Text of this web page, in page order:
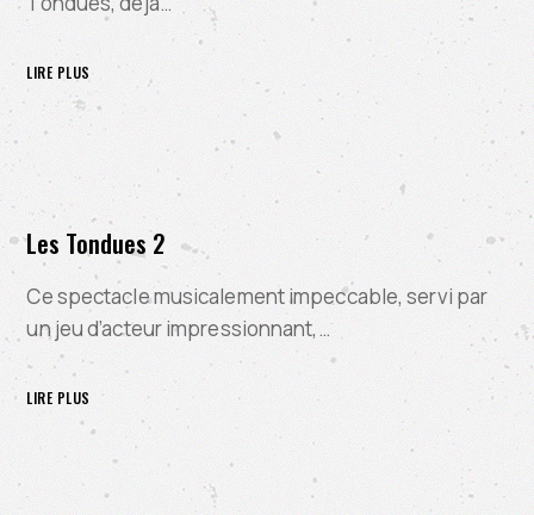
LIRE PLUS
Les Tondues 2
Ce spectacle musicalement impeccable, servi par
un jeu d’acteur impressionnant,…
LIRE PLUS